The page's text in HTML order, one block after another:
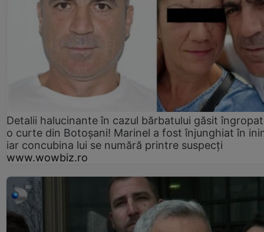
Detalii halucinante în cazul bărbatului găsit
o curte din Botoșani! Marinel a fost înjunghiat în
iar concubina lui se numără printre suspecți
www.wowbiz.ro